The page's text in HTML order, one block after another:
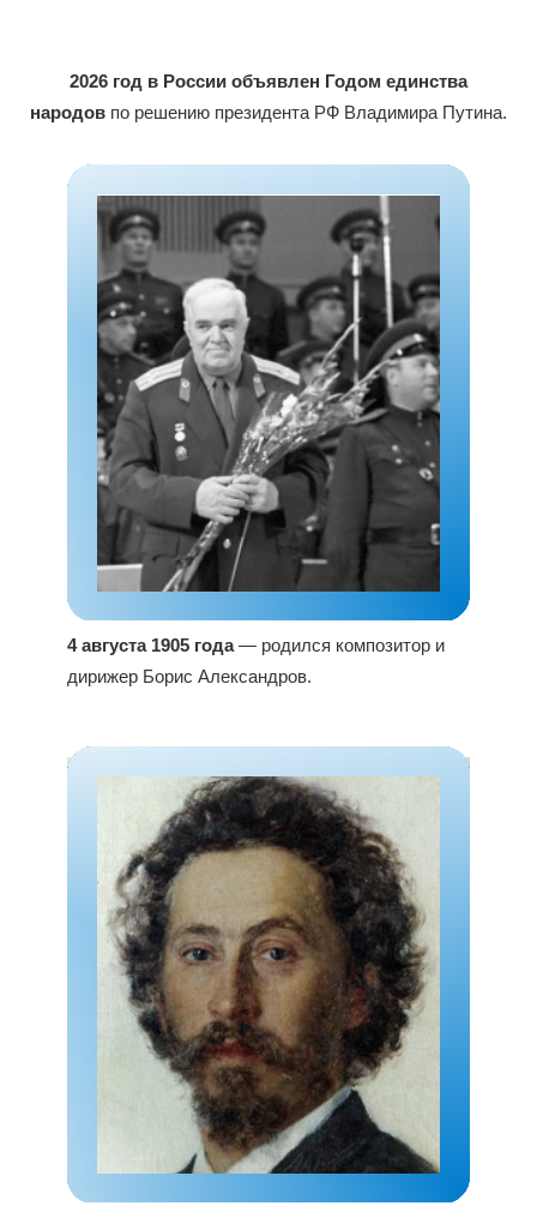
2026 год в России объявлен Годом единства
народов по решению президента РФ Владимира Путина.
4 августа 1905 года— родился композитор и
дирижер Борис Александров.